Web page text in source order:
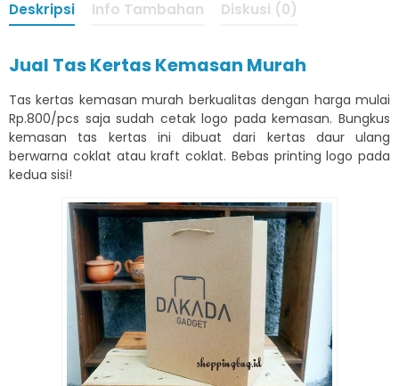
Deskripsi Info Tambahan Diskusi (0)
Jual Tas Kertas Kemasan Murah
Tas kertas kemasan murah berkualitas dengan harga mulai
Rp.800/pcs saja sudah cetak logo pada kemasan. Bungkus
kemasan tas kertas ini dibuat dari kertas daur ulang
berwarna coklat atau kraft coklat. Bebas printing logo pada
kedua sisi!